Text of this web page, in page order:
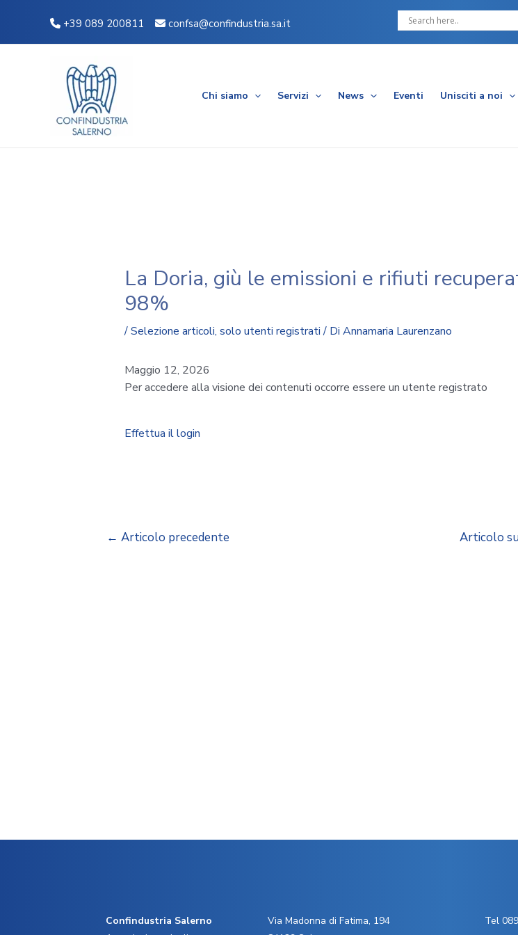
contenuto
+39 089 200811 confsa@confindustria.sa.it
Chi siamo Servizi News Eventi Unisciti a noi
La Doria, giù le emissioni e rifiuti
98%
/Selezione articoli, solo utenti registrati/ Di Annamaria Laurenzano
Maggio 12, 2026
Per accedere alla visione dei contenuti occorre essere un utente registrato
Effettua il login
articoli
← Articolo precedente Articolo
Confindustria Salerno
Via Madonna di Fatima, 194
Tel